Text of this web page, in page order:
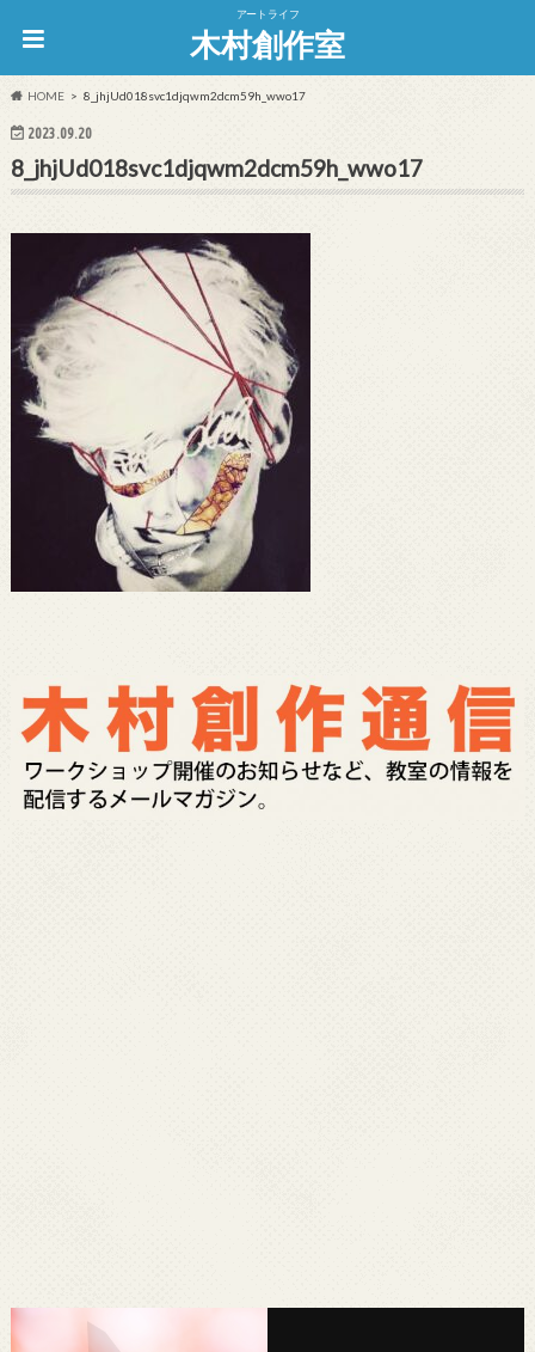
アートライフ
木村創作室
HOME 8_jhjUd018svc1djqwm2dcm59h_wwo17
2023.09.20
8_jhjUd018svc1djqwm2dcm59h_wwo17